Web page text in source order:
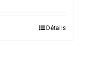
Détails